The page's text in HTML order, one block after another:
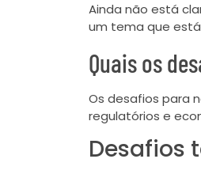
Ainda não está
um tema que
Quais os
Os desafios para
regulatórios e
Desafios